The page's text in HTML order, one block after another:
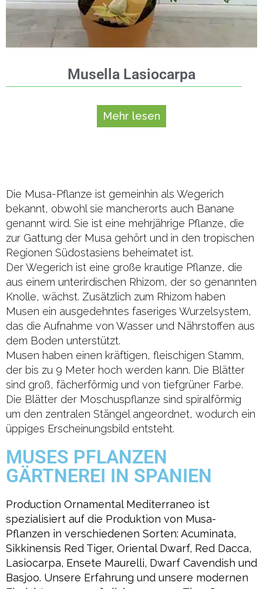
Musella Lasiocarpa
Mehr lesen
Die Musa-Pflanze ist gemeinhin als Wegerich
bekannt, obwohl sie mancherorts auch Banane
genannt wird. Sie ist eine mehrjährige Pflanze, die
zur Gattung der Musa gehört und in den tropischen
Regionen Südostasiens beheimatet ist.
Der Wegerich ist eine große krautige Pflanze, die
aus einem unterirdischen Rhizom, der so genannten
Knolle, wächst. Zusätzlich zum Rhizom haben
Musen ein ausgedehntes faseriges Wurzelsystem,
das die Aufnahme von Wasser und Nährstoffen aus
dem Boden unterstützt.
Musen haben einen kräftigen, fleischigen Stamm,
der bis zu 9 Meter hoch werden kann. Die Blätter
sind groß, fächerförmig und von tiefgrüner Farbe.
Die Blätter der Moschuspflanze sind spiralförmig
um den zentralen Stängel angeordnet, wodurch ein
üppiges Erscheinungsbild entsteht.
MUSES PFLANZEN
GÄRTNEREI IN SPANIEN
Production Ornamental Mediterraneo ist
spezialisiert auf die Produktion von Musa-
Pflanzen in verschiedenen Sorten: Acuminata,
Sikkinensis Red Tiger, Oriental Dwarf, Red Dacca,
Lasiocarpa, Ensete Maurelli, Dwarf Cavendish und
Basjoo. Unsere Erfahrung und unsere modernen